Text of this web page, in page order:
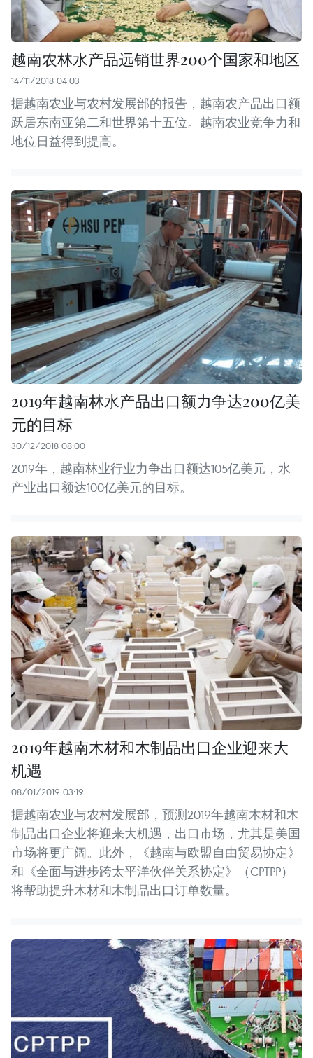
越南农林水产品远销世界200个国家和地区
14/11/2018 04:03
据越南农业与农村发展部的报告，越南农产品出口额
跃居东南亚第二和世界第十五位。越南农业竞争力和
地位日益得到提高。
2019年越南林水产品出口额力争达200亿美
元的目标
30/12/2018 08:00
2019年，越南林业行业力争出口额达105亿美元，水
产业出口额达100亿美元的目标。
2019年越南木材和木制品出口企业迎来大
机遇
08/01/2019 03:19
据越南农业与农村发展部，预测2019年越南木材和木
制品出口企业将迎来大机遇，出口市场，尤其是美国
市场将更广阔。此外，《越南与欧盟自由贸易协定》
和《全面与进步跨太平洋伙伴关系协定》（CPTPP）
将帮助提升木材和木制品出口订单数量。